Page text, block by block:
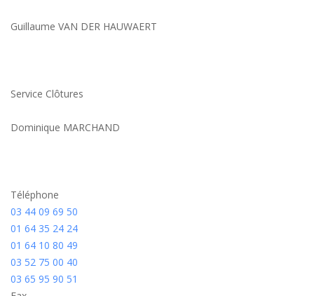
Guillaume VAN DER HAUWAERT
Service Clôtures
Dominique MARCHAND
Téléphone
03 44 09 69 50
01 64 35 24 24
01 64 10 80 49
03 52 75 00 40
03 65 95 90 51